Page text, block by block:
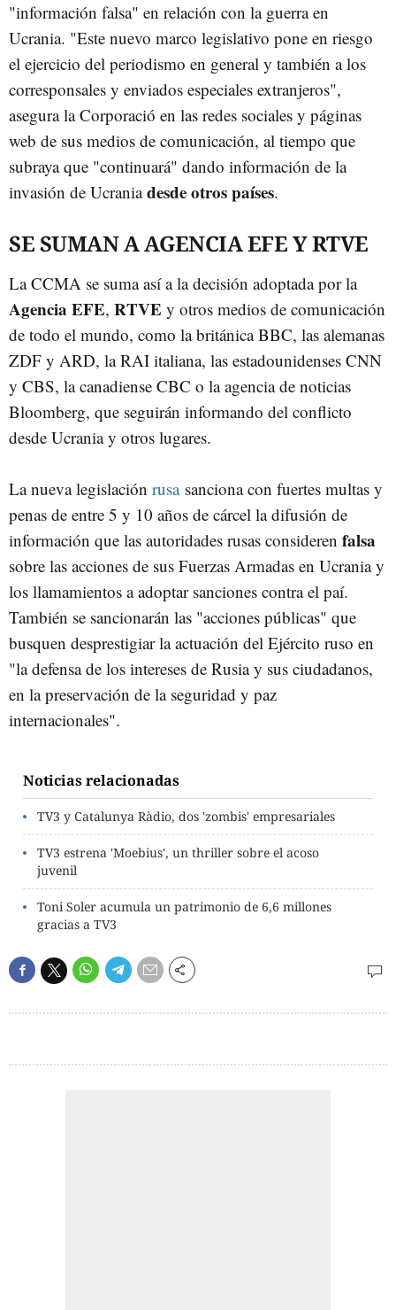
"información falsa" en relación con la guerra en
Ucrania. "Este nuevo marco legislativo pone en riesgo
el ejercicio del periodismo en general y también a los
corresponsales y enviados especiales extranjeros",
asegura la Corporació en las redes sociales y páginas
web de sus medios de comunicación, al tiempo que
subraya que "continuará" dando información de la
invasión de Ucraniadesde otros países.
SE SUMAN A AGENCIA EFE Y RTVE
La CCMA se suma así a la decisión adoptada por la
Agencia EFE, RTVE y otros medios de comunicación
de todo el mundo, como la británica BBC, las alemanas
ZDF y ARD, la RAI italiana, las estadounidenses CNN
y CBS, la canadiense CBC o la agencia de noticias
Bloomberg, que seguirán informando del conflicto
desde Ucrania y otros lugares.
La nueva legislación rusasanciona con fuertes multas y
penas de entre 5 y 10 años de cárcel la difusión de
información que las autoridades rusas consideren falsa
sobre las acciones de sus Fuerzas Armadas en Ucrania y
los llamamientos a adoptar sanciones contra el paí.
También se sancionarán las "acciones públicas" que
busquen desprestigiar la actuación del Ejército ruso en
"la defensa de los intereses de Rusia y sus ciudadanos,
en la preservación de la seguridad y paz
internacionales".
Noticias relacionadas
TV3 y Catalunya Ràdio, dos 'zombis' empresariales
TV3 estrena 'Moebius', un thriller sobre el acoso
juvenil
Toni Soler acumula un patrimonio de 6,6 millones
gracias a TV3